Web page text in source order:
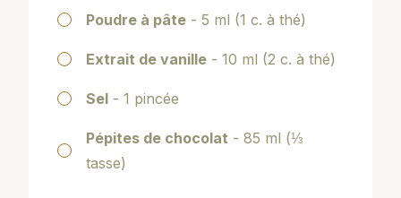
Poudre à pâte - 5 ml (1 c. à thé)
Extrait de vanille - 10 ml (2 c. à thé)
Sel - 1 pincée
Pépites de chocolat - 85 ml (⅓
tasse)